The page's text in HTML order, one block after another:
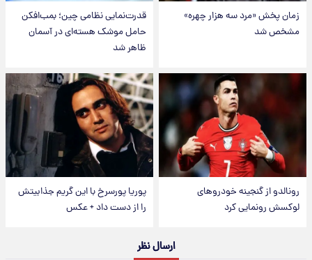
زمان پخش «مرد سه هزار چهره»
مشخص شد
قدرت‌نمایی نظامی چین؛ بمب‌افکن
حامل موشک هسته‌ای در آسمان
ظاهر شد
رونالدو از گنجینه خودروهای
لوکسش رونمایی کرد
پوریا پورسرخ با این گریم جذابیتش
را از دست داد + عکس
ارسال نظر